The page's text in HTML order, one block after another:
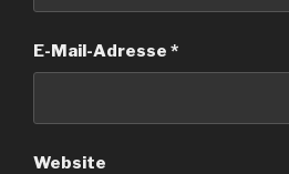
E-Mail-Adresse *
Website